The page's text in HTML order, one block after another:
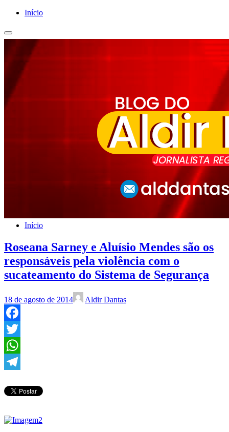
Início
Início
Roseana Sarney e Aluísio Mendes são os
responsáveis pela violência com o
sucateamento do Sistema de Segurança
18 de agosto de 2014 Aldir Dantas
Facebook
Twitter
WhatsApp